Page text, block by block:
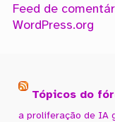
Feed de
WordPress.org
Tópicos do
a proliferação de IA